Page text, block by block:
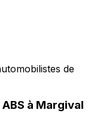
de
à Margival